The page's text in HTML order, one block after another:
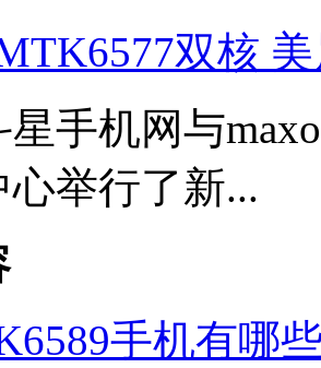
双核
星手机网与
心举行了新...
手机有哪